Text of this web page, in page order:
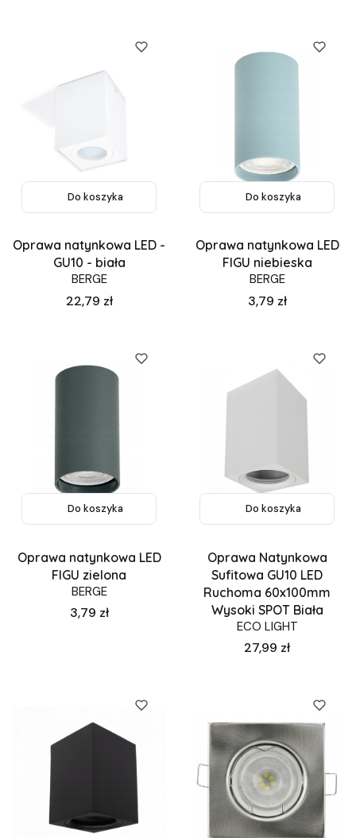
Do koszyka
Oprawa natynkowa LED -
GU10 - biała
BERGE
Cena
22,79 zł
Do koszyka
Oprawa natynkowa LED
FIGU niebieska
BERGE
Cena
3,79 zł
Do koszyka
Oprawa natynkowa LED
FIGU zielona
BERGE
Cena
3,79 zł
Do koszyka
Oprawa Natynkowa
Sufitowa GU10 LED
Ruchoma 60x100mm
Wysoki SPOT Biała
ECO LIGHT
Cena
27,99 zł